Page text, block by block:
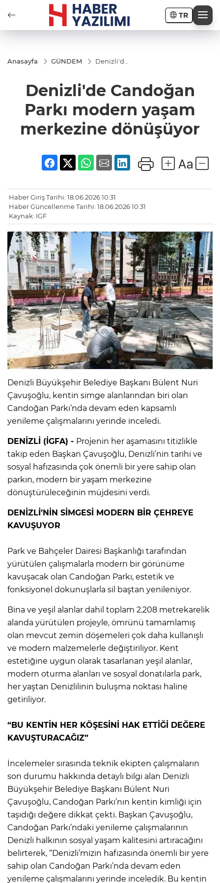
TR
Anasayfa GÜNDEM
Denizli'de
modern
yaşam
dönüşüyor
Denizli'de Candoğan
Parkı modern yaşam
merkezine dönüşüyor
Haber Giriş Tarihi: 18.06.2026 10:31
Haber Güncellenme Tarihi: 18.06.2026 10:31
Kaynak: IGF
Denizli Büyükşehir Belediye Başkanı Bülent Nuri
Çavuşoğlu, kentin simge alanlarından biri olan
Candoğan Parkı’nda devam eden kapsamlı
yenileme çalışmalarını yerinde inceledi.
DENİZLİ (İGFA) - Projenin her aşamasını titizlikle
takip eden Başkan Çavuşoğlu, Denizli’nin tarihi ve
sosyal hafızasında çok önemli bir yere sahip olan
parkın, modern bir yaşam merkezine
dönüştürüleceğinin müjdesini verdi.
DENİZLİ’NİN SİMGESİ MODERN BİR ÇEHREYE
KAVUŞUYOR
Park ve Bahçeler Dairesi Başkanlığı tarafından
yürütülen çalışmalarla modern bir görünüme
kavuşacak olan Candoğan Parkı, estetik ve
fonksiyonel dokunuşlarla sil baştan yenileniyor.
Bina ve yeşil alanlar dahil toplam 2.208 metrekarelik
alanda yürütülen projeyle, ömrünü tamamlamış
olan mevcut zemin döşemeleri çok daha kullanışlı
ve modern malzemelerle değiştiriliyor. Kent
estetiğine uygun olarak tasarlanan yeşil alanlar,
modern oturma alanları ve sosyal donatılarla park,
her yaştan Denizlilinin buluşma noktası haline
getiriliyor.
“BU KENTİN HER KÖŞESİNİ HAK ETTİĞİ DEĞERE
KAVUŞTURACAĞIZ”
İncelemeler sırasında teknik ekipten çalışmaların
son durumu hakkında detaylı bilgi alan Denizli
Büyükşehir Belediye Başkanı Bülent Nuri
Çavuşoğlu, Candoğan Parkı’nın kentin kimliği için
taşıdığı değere dikkat çekti. Başkan Çavuşoğlu,
Candoğan Parkı’ndaki yenileme çalışmalarının
Denizli halkının sosyal yaşam kalitesini artıracağını
belirterek, “Denizli’mizin hafızasında önemli bir yere
sahip olan Candoğan Parkı’nda devam eden
yenileme çalışmalarını yerinde inceledik. Bu kentin